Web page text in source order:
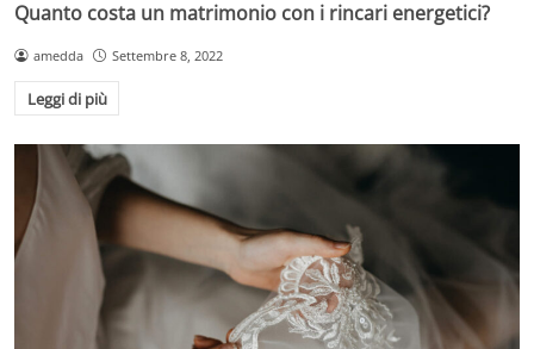
Quanto costa un matrimonio con i rincari energetici?
amedda Settembre 8, 2022
Leggi di più